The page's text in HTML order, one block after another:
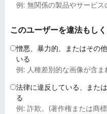
例: 無関係の製品やサービス
このユーザーを違法もし
憎悪、暴力的、またはその
いる
例: 人種差別的な画像が含ま
法律に違反している、また
る
例: 詐欺。(著作権または商